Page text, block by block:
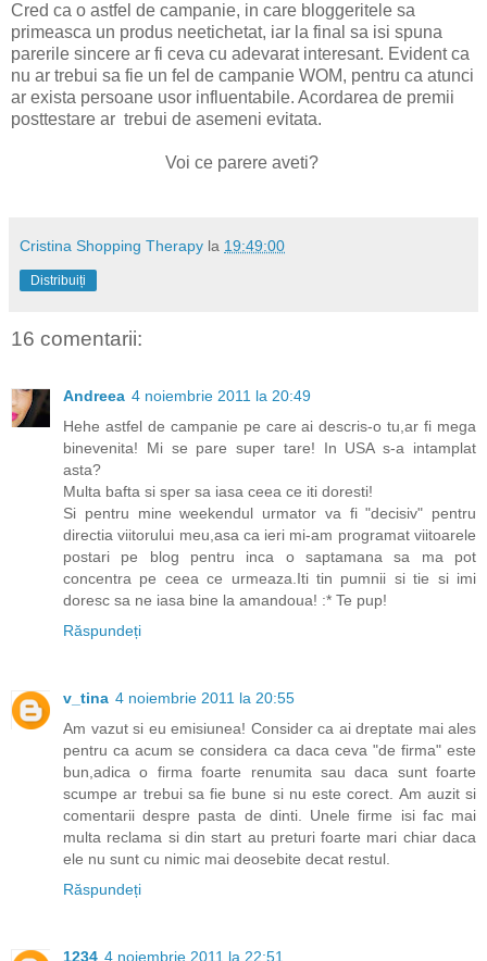
Cred ca o astfel de campanie, in care bloggeritele sa
primeasca un produs neetichetat, iar la final sa isi spuna
parerile sincere ar fi ceva cu adevarat interesant. Evident ca
nu ar trebui sa fie un fel de campanie WOM, pentru ca atunci
ar exista persoane usor influentabile. Acordarea de premii
posttestare ar trebui de asemeni evitata.
Voi ce parere aveti?
Cristina Shopping Therapy la 19:49:00
Distribuiți
16 comentarii:
Andreea 4 noiembrie 2011 la 20:49
Hehe astfel de campanie pe care ai descris-o tu,ar fi mega
binevenita! Mi se pare super tare! In USA s-a intamplat
asta?
Multa bafta si sper sa iasa ceea ce iti doresti!
Si pentru mine weekendul urmator va fi "decisiv" pentru
directia viitorului meu,asa ca ieri mi-am programat viitoarele
postari pe blog pentru inca o saptamana sa ma pot
concentra pe ceea ce urmeaza.Iti tin pumnii si tie si imi
doresc sa ne iasa bine la amandoua! :* Te pup!
Răspundeți
v_tina 4 noiembrie 2011 la 20:55
Am vazut si eu emisiunea! Consider ca ai dreptate mai ales
pentru ca acum se considera ca daca ceva "de firma" este
bun,adica o firma foarte renumita sau daca sunt foarte
scumpe ar trebui sa fie bune si nu este corect. Am auzit si
comentarii despre pasta de dinti. Unele firme isi fac mai
multa reclama si din start au preturi foarte mari chiar daca
ele nu sunt cu nimic mai deosebite decat restul.
Răspundeți
1234 4 noiembrie 2011 la 22:51